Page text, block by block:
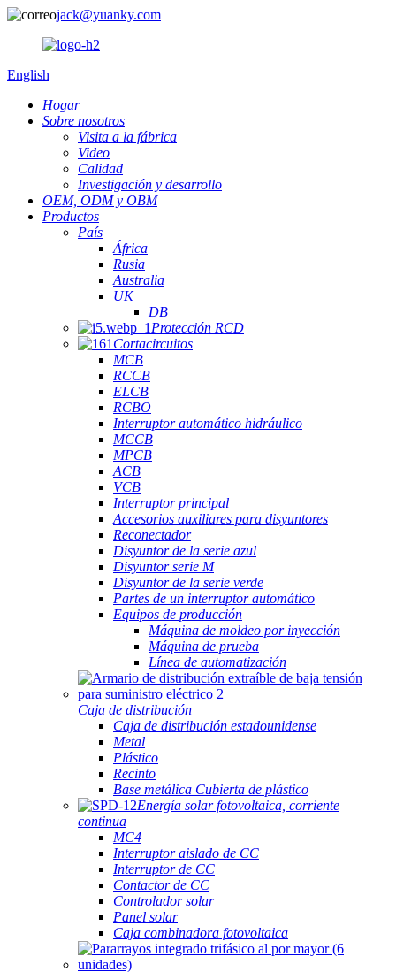
jack@yuanky.com
English
Hogar
Sobre nosotros
Visita a la fábrica
Video
Calidad
Investigación y desarrollo
OEM, ODM y OBM
Productos
País
África
Rusia
Australia
UK
DB
Protección RCD
Cortacircuitos
MCB
RCCB
ELCB
RCBO
Interruptor automático hidráulico
MCCB
MPCB
ACB
VCB
Interruptor principal
Accesorios auxiliares para disyuntores
Reconectador
Disyuntor de la serie azul
Disyuntor serie M
Disyuntor de la serie verde
Partes de un interruptor automático
Equipos de producción
Máquina de moldeo por inyección
Máquina de prueba
Línea de automatización
Caja de distribución
Caja de distribución estadounidense
Metal
Plástico
Recinto
Base metálica Cubierta de plástico
Energía solar fotovoltaica, corriente
continua
MC4
Interruptor aislado de CC
Interruptor de CC
Contactor de CC
Controlador solar
Panel solar
Caja combinadora fotovoltaica